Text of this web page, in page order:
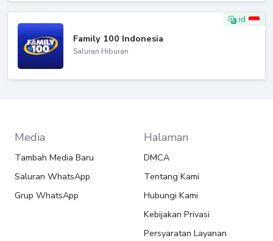
id
Family 100 Indonesia
Saluran Hiburan
Media
Tambah Media Baru
Saluran WhatsApp
Grup WhatsApp
Halaman
DMCA
Tentang Kami
Hubungi Kami
Kebijakan Privasi
Persyaratan Layanan